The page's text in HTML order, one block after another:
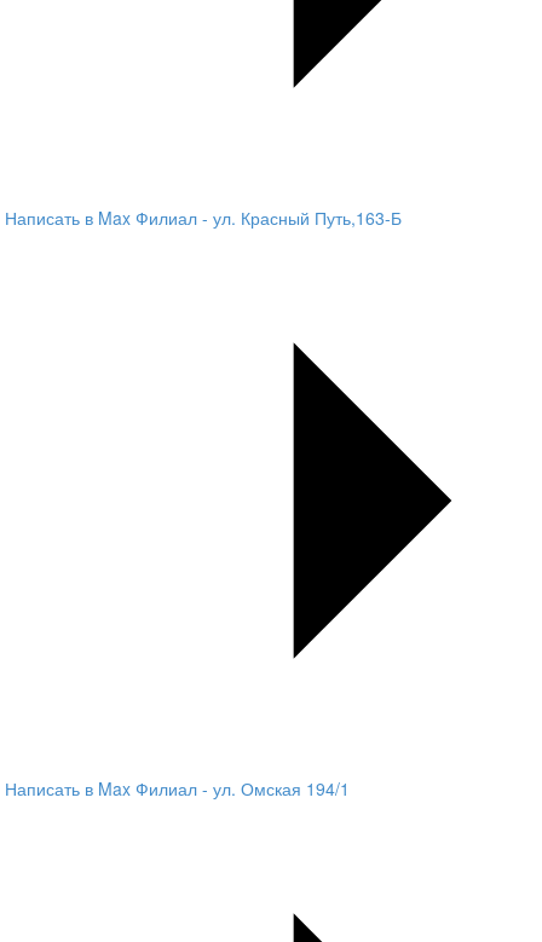
Написать в Max Филиал - ул. Красный Путь,163-Б
Написать в Max Филиал - ул. Омская 194/1